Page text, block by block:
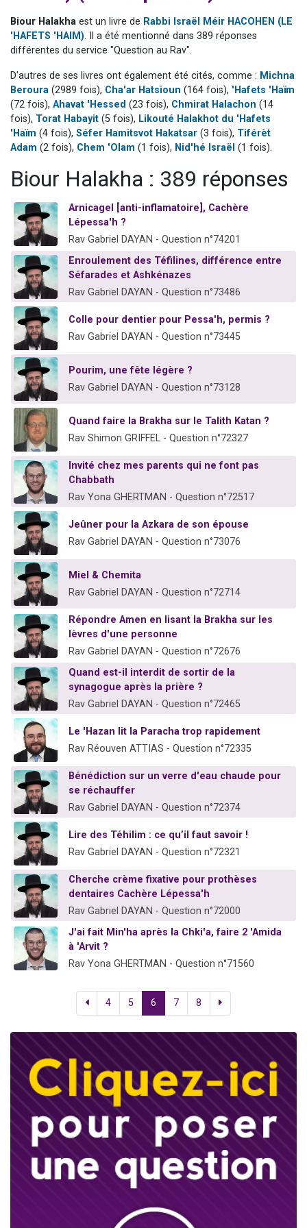
30 personnes viennent de faire un don pour Sauvez la jambe de Yohan
Il reste 49 places pour étudier en groupe sur Zoom
12 nouvelles musiques dans Torah-Box Music
29 personnes viennent de demander une bénédiction
Biour Halakha est un livre de Rabbi Israël Méir HACOHEN (LE
'HAFETS 'HAIM). Il a été mentionné dans 389 réponses
différentes du service "Question au Rav".
D'autres de ses livres ont également été cités, comme : Michna
Beroura (2989 fois), Cha'ar Hatsioun (164 fois), 'Hafets 'Haïm
(72 fois), Ahavat 'Hessed (23 fois), Chmirat Halachon (14
fois), Torat Habayit (5 fois), Likouté Halakhot du 'Hafets
'Haïm (4 fois), Séfer Hamitsvot Hakatsar (3 fois), Tiférèt
Adam (2 fois), Chem 'Olam (1 fois), Nid'hé Israël (1 fois).
Biour Halakha : 389 réponses
Arnicagel [anti-inflamatoire], Cachère
Lépessa'h ?
Rav Gabriel DAYAN - Question n°74201
Enroulement des Téfilines, différence entre
Séfarades et Ashkénazes
Rav Gabriel DAYAN - Question n°73486
Colle pour dentier pour Pessa'h, permis ?
Rav Gabriel DAYAN - Question n°73445
Pourim, une fête légère ?
Rav Gabriel DAYAN - Question n°73128
Quand faire la Brakha sur le Talith Katan ?
Rav Shimon GRIFFEL - Question n°72327
Invité chez mes parents qui ne font pas
Chabbath
Rav Yona GHERTMAN - Question n°72517
Jeûner pour la Azkara de son épouse
Rav Gabriel DAYAN - Question n°73076
Miel & Chemita
Rav Gabriel DAYAN - Question n°72714
Répondre Amen en lisant la Brakha sur les
lèvres d'une personne
Rav Gabriel DAYAN - Question n°72676
Quand est-il interdit de sortir de la
synagogue après la prière ?
Rav Gabriel DAYAN - Question n°72465
Le 'Hazan lit la Paracha trop rapidement
Rav Réouven ATTIAS - Question n°72335
Bénédiction sur un verre d'eau chaude pour
se réchauffer
Rav Gabriel DAYAN - Question n°72374
Lire des Téhilim : ce qu’il faut savoir !
Rav Gabriel DAYAN - Question n°72321
Cherche crème fixative pour prothèses
dentaires Cachère Lépessa'h
Rav Gabriel DAYAN - Question n°72000
J'ai fait Min'ha après la Chki'a, faire 2 'Amida
à 'Arvit ?
Rav Yona GHERTMAN - Question n°71560
4 5 6 7 8